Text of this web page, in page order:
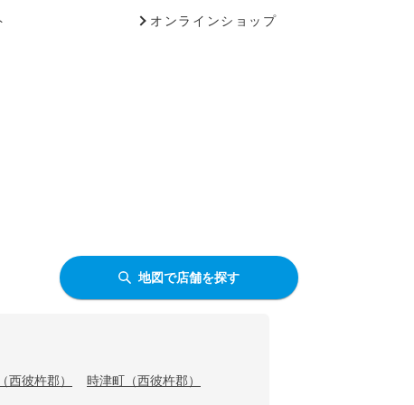
オンラインショップ
地図で店舗を探す
西彼杵郡） 時津町（西彼杵郡）